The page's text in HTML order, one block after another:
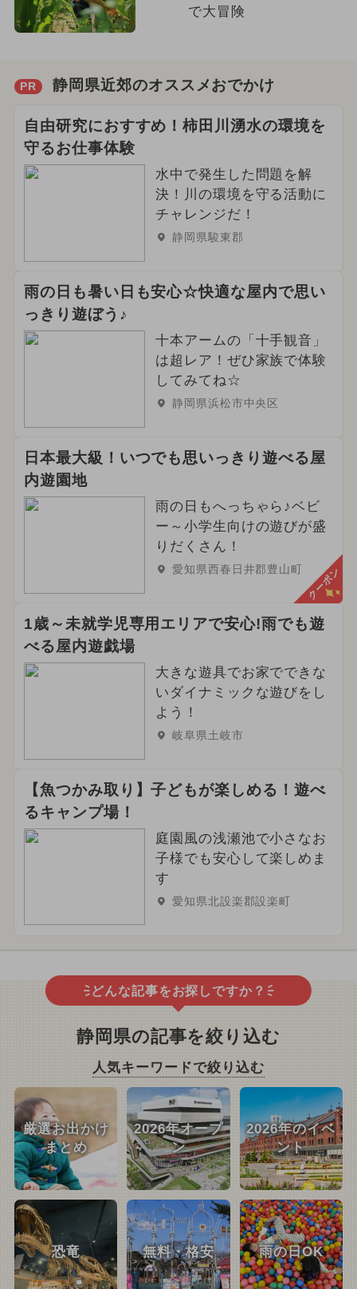
で大冒険
PR 静岡県近郊のオススメおでかけ
自由研究におすすめ！柿田川湧水の環境を
守るお仕事体験
水中で発生した問題を解
決！川の環境を守る活動に
チャレンジだ！
静岡県駿東郡
雨の日も暑い日も安心☆快適な屋内で思い
っきり遊ぼう♪
十本アームの「十手観音」
は超レア！ぜひ家族で体験
してみてね☆
静岡県浜松市中央区
日本最大級！いつでも思いっきり遊べる屋
内遊園地
雨の日もへっちゃら♪ベビ
ー～小学生向けの遊びが盛
りだくさん！
愛知県西春日井郡豊山町 クーポン
1歳～未就学児専用エリアで安心!雨でも遊
べる屋内遊戯場
大きな遊具でお家でできな
いダイナミックな遊びをし
よう！
岐阜県土岐市
【魚つかみ取り】子どもが楽しめる！遊べ
るキャンプ場！
庭園風の浅瀬池で小さなお
子様でも安心して楽しめま
す
愛知県北設楽郡設楽町
どんな記事をお探しですか？
静岡県の記事を絞り込む
人気キーワードで絞り込む
厳選お出かけ
まとめ
2026年オープ
ン
2026年のイベ
ント
恐竜 無料・格安 雨の日OK